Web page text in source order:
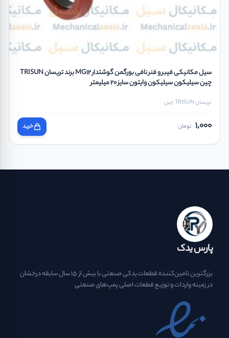
سیل مکانیکی فیبر و فنر نافی بورگمن گوشتدار MG12 برند تریسان TRISUN
چین سیلیکون سیلیکون وایتون سایز 20 میلیمتر
تریسان TRISUN چین
1,000 تومان خرید
پارس یدک
بزرگترین تامین‌کننده قطعات یدکی صنعتی با بیش از ۱۵ سال سابقه درخشان
در زمینه واردات و توزیع قطعات اصلی پمپ‌های صنعتی